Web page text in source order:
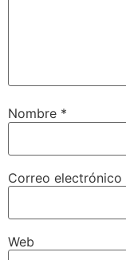
Nombre *
Correo electrónico
Web